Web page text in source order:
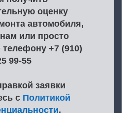
оценку
автомобиля,
или просто
телефону +7 (910)
99-55
заявки
с Политикой
,